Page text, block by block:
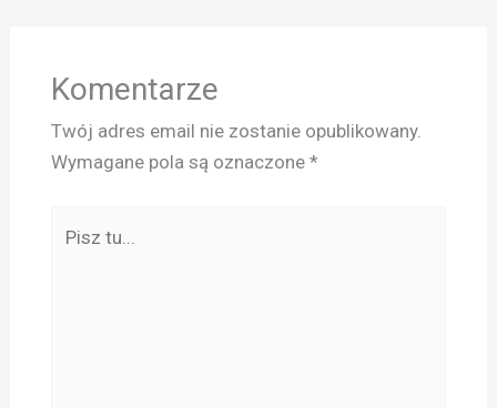
Komentarze
Twój adres email nie zostanie opublikowany.
Wymagane pola są oznaczone *
tu...